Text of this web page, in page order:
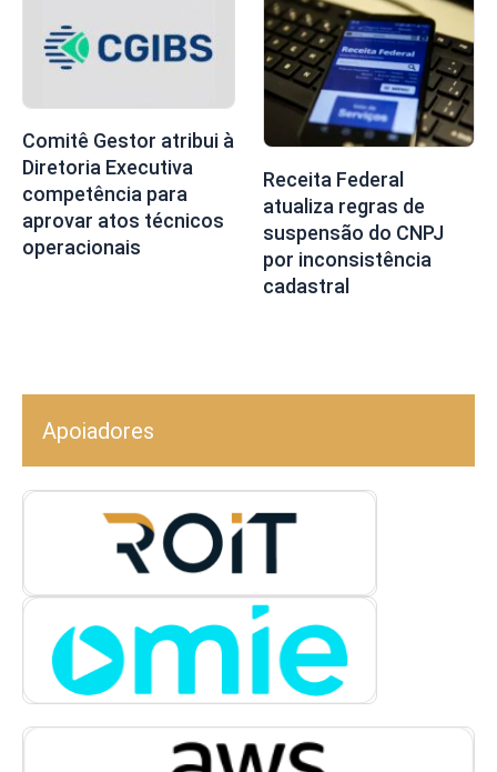
Comitê Gestor atribui à
Diretoria Executiva
competência para
aprovar atos técnicos
operacionais
Receita Federal
atualiza regras de
suspensão do CNPJ
por inconsistência
cadastral
Apoiadores